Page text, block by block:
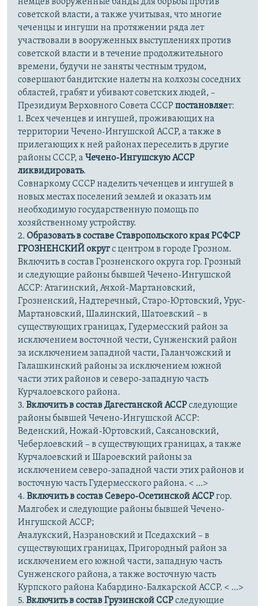
советской власти, а также учитывая, что многие
чеченцы и ингуши на протяжении ряда лет
участвовали в вооруженных выступлениях против
советской власти и в течение продолжительного
времени, будучи не заняты честным трудом,
совершают бандитские налеты на колхозы соседних
областей, грабят и убивают советских людей, –
Президиум Верховного Совета СССР постановляет:
1. Всех чеченцев и ингушей, проживающих на
территории Чечено-Ингушской АССР, а также в
прилегающих к ней районах переселить в другие
районы СССР, а Чечено-Ингушскую АССР
ликвидировать.
Совнаркому СССР наделить чеченцев и ингушей в
новых местах поселений землей и оказать им
необходимую государственную помощь по
хозяйственному устройству.
2. Образовать в составе Ставропольского края РСФСР
ГРОЗНЕНСКИЙ округс центром в городе Грозном.
Включить в состав Грозненского округа гор. Грозный
и следующие районы бывшей Чечено-Ингушской
АССР: Атагинский, Ачхой-Мартановский,
Грозненский, Надтеречный, Старо-Юртовский, Урус-
Мартановский, Шалинский, Шатоевский – в
существующих границах, Гудермесский район за
исключением восточной чести, Сунженский район
за исключением западной части, Галанчожский и
Галашкинский районы за исключением южной
части этих районов и северо-западную часть
Курчалоевского района.
3. Включить в состав Дагестанской АССРследующие
районы бывшей Чечено-Ингушской АССР:
Веденский, Ножай-Юртовский, Саясановский,
Чеберлоевский – в существующих границах, а также
Курчалоевский и Шароевский районы за
исключением северо-западной части этих районов и
восточную часть Гудермесского района. < ...>
4. Включить в состав Северо-Осетинской АССРгор.
Малгобек и следующие районы бывшей Чечено-
Ингушской АССР;
Ачалукский, Назрановский и Пседахский – в
существующих границах, Пригородный район за
исключением его южной части, западную часть
Сунженского района, а также восточную часть
Курпского района Кабардино-Балкарской АССР. < ...>
5. Включить в состав Грузинской ССРследующие